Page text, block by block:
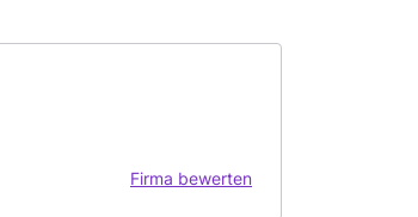
Firma bewerten